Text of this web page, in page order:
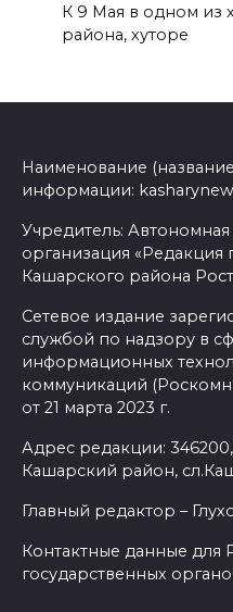
К 9 Мая в одном из
района, хуторе
Наименование
информации:
Учредитель:
организация «Редакция
Кашарского района
Сетевое издание
службой по надзору в
информационных
коммуникаций
от 21 марта 2023 г.
Адрес редакции:
Кашарский район,
Главный редактор –
Контактные данные для
государственных